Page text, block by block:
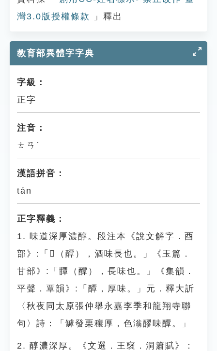
灣3.0版授權條款
」釋出
教育部異體字字典
字級：
正字
注音：
ㄊㄢˊ
漢語拼音：
tán
正字釋義：
1. 味道深厚濃醇。段注本《說文解字．酉
部》:「𨤌（醰），酒味長也。」《玉篇．
甘部》:「㽑（醰），長味也。」《集韻．
平聲．覃韻》:「醰，厚味。」元．釋大訢
〈秋夜同太原張仲舉永嘉李季和龍翔寺聯
句〉詩：「罅發栗穰厚，色滃醪味醰。」
2. 醇濃深厚。《文選．王襃．洞簫賦》：